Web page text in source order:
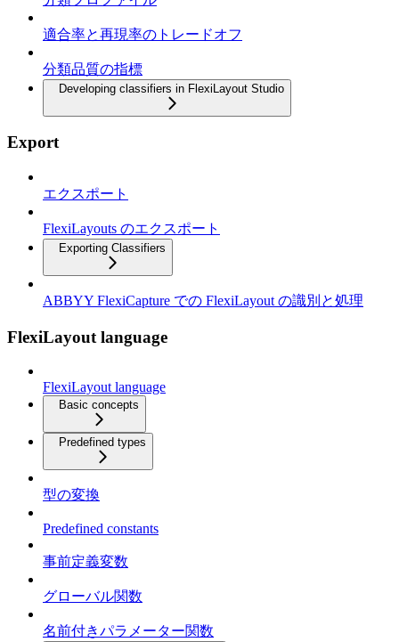
適合率と再現率のトレードオフ
分類品質の指標
Developing classifiers in FlexiLayout Studio
Export
エクスポート
FlexiLayouts のエクスポート
Exporting Classifiers
ABBYY FlexiCapture での FlexiLayout の識別と処理
FlexiLayout language
FlexiLayout language
Basic concepts
Predefined types
型の変換
Predefined constants
事前定義変数
グローバル関数
名前付きパラメーター関数